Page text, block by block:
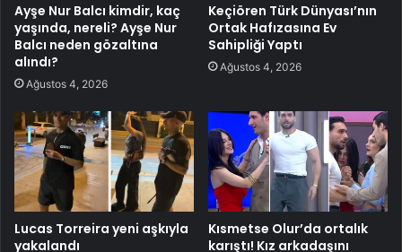
Ayşe Nur Balcı kimdir, kaç
yaşında, nereli? Ayşe Nur
Balcı neden gözaltına
alındı?
Ağustos 4, 2026
Keçiören Türk Dünyası’nın
Ortak Hafızasına Ev
Sahipliği Yaptı
Ağustos 4, 2026
Lucas Torreira yeni aşkıyla
yakalandı
Kısmetse Olur’da ortalık
karıştı! Kız arkadaşını